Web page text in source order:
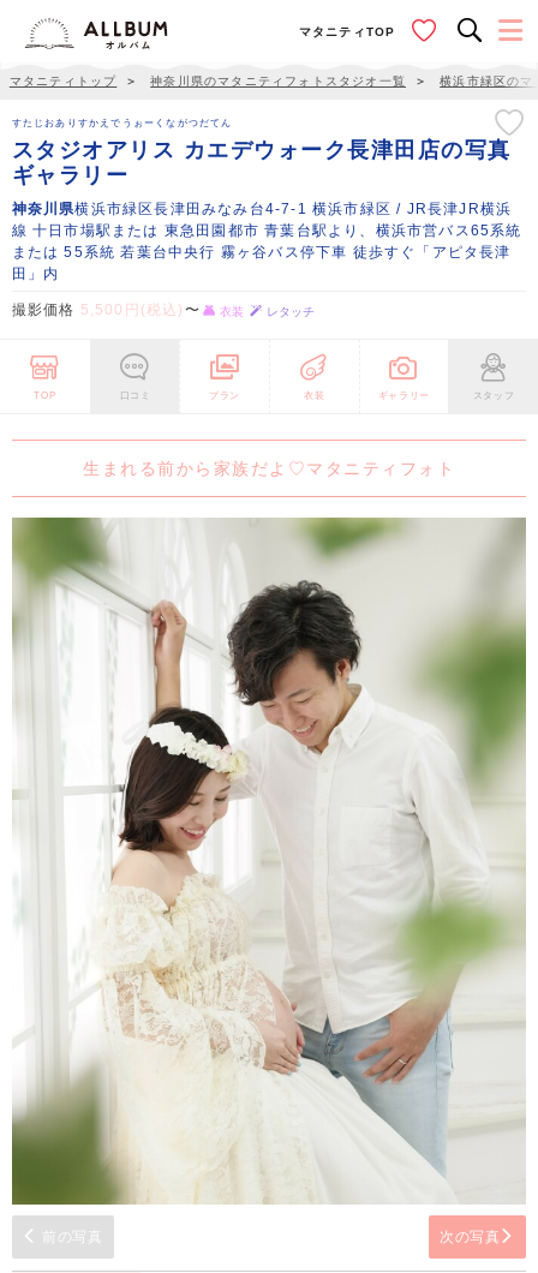
マタニティTOP
マタニティトップ ＞ 神奈川県のマタニティフォトスタジオ一覧 ＞ 横浜市緑区のマ
すたじおありすかえでうぉーくながつだてん
スタジオアリス カエデウォーク長津田店の写真
ギャラリー
神奈川県横浜市緑区長津田みなみ台4-7-1 横浜市緑区 / JR長津JR横浜
線 十日市場駅または 東急田園都市 青葉台駅より、横浜市営バス65系統
または 55系統 若葉台中央行 霧ヶ谷バス停下車 徒歩すぐ「アピタ長津
田」内
撮影価格 5,500円(税込) 〜 衣装 レタッチ
TOP 口コミ プラン 衣装 ギャラリー スタッフ
生まれる前から家族だよ♡マタニティフォト
前の写真 次の写真